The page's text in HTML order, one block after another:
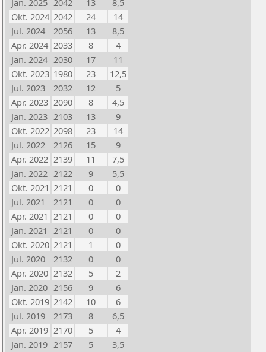
Jan. 2025 2042 13
8,5
Okt. 2024 2042 24
14
Jul. 2024
2056 13
8,5
Apr. 2024 2033 8
4
Jan. 2024 2030 17
11
Okt. 2023 1980 23
12,5
Jul. 2023
2032 12
5
Apr. 2023 2090 8
4,5
Jan. 2023 2103 13
9
Okt. 2022 2098 23
14
Jul. 2022
2126 15
9
Apr. 2022 2139 11
7,5
Jan. 2022 2122 9
5,5
Okt. 2021 2121 0
0
Jul. 2021
2121 0
0
Apr. 2021 2121 0
0
Jan. 2021 2121 0
0
Okt. 2020 2121 1
0
Jul. 2020
2132 0
0
Apr. 2020 2132 5
2
Jan. 2020 2156 9
6
Okt. 2019 2142 10
6
Jul. 2019
2173 8
6,5
Apr. 2019 2170 5
4
Jan. 2019 2157 5
3,5